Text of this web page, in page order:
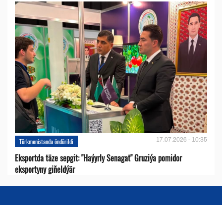
Türkmenistanda öndürildi 17.07.2026 - 10:35
Eksportda täze sepgit: "Haýyrly Senagat" Gruziýa pomidor
eksportyny giňeldýär